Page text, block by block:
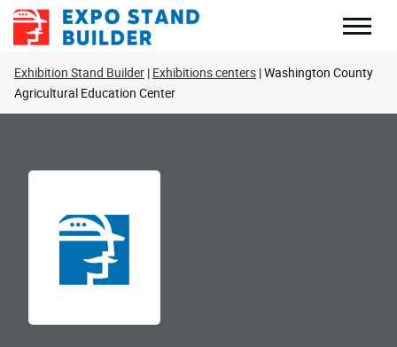
Перейти
Exhibition Stand Builder Exhibitions centers Washington County
Agricultural Education Center